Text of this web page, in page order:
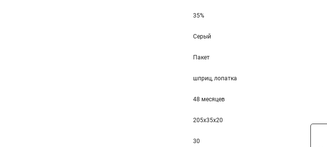
35%
Серый
Пакет
шприц, лопатка
48 месяцев
205x35x20
30